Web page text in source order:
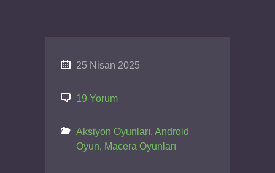
25 Nisan 2025
19 Yorum
Aksiyon Oyunları, Android
Oyun, Macera Oyunları